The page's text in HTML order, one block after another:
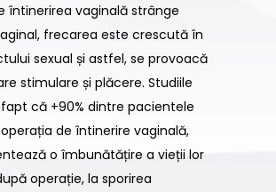
întinerirea vaginală strânge
frecarea este crescută în
sexual și astfel, se provoacă
stimulare și plăcere. Studiile
că +90% dintre pacientele
de întinerire vaginală,
o îmbunătățire a vieții lor
operație, la sporirea